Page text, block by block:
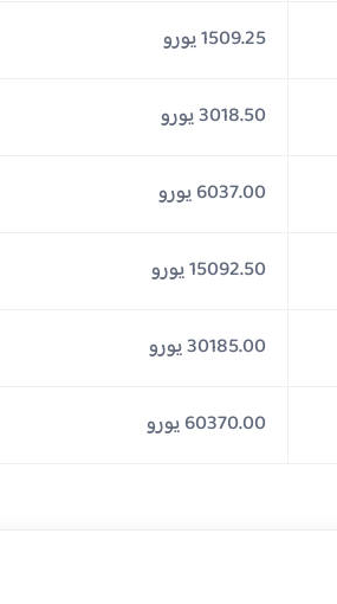
1509.25 يورو
3018.50 يورو
6037.00 يورو
15092.50 يورو
30185.00 يورو
60370.00 يورو